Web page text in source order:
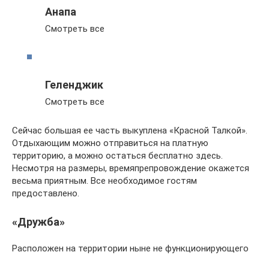
Анапа
Смотреть все
Геленджик
Смотреть все
Сейчас большая ее часть выкуплена «Красной Талкой».
Отдыхающим можно отправиться на платную
территорию, а можно остаться бесплатно здесь.
Несмотря на размеры, времяпрепровождение окажется
весьма приятным. Все необходимое гостям
предоставлено.
«Дружба»
Расположен на территории ныне не функционирующего